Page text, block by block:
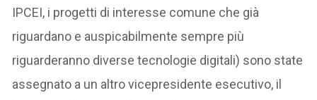
IPCEI, i progetti di interesse comune che già
riguardano e auspicabilmente sempre più
riguarderanno diverse tecnologie digitali) sono state
assegnato a un altro vicepresidente esecutivo, il